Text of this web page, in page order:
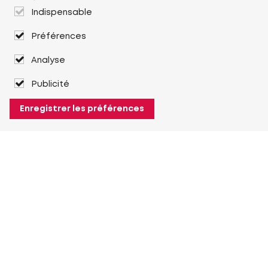
Indispensable
Préférences
Analyse
Publicité
Enregistrer les préférences